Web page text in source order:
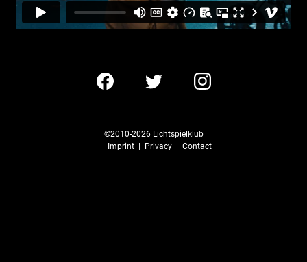
©2010-2026 Lichtspielklub
Imprint
Privacy |Contact